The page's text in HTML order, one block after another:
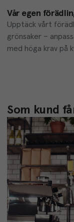
Vår egen
Upptäck vårt
grönsaker –
med höga krav på
Som kund